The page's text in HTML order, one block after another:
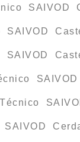
SAIVOD
SAIVOD
SAIVOD